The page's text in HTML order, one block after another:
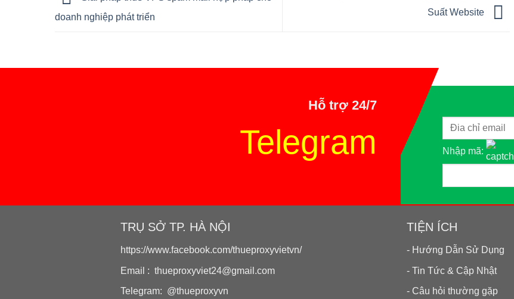
doanh nghiệp phát triển
Suất Website
Hỗ trợ 24/7
Telegram Nhập mã:
TRỤ SỞ TP. HÀ NỘI
https://www.facebook.com/thueproxyvietvn/
Email : thueproxyviet24@gmail.com
Telegram: @thueproxyvn
TIỆN ÍCH
- Hướng Dẫn Sử Dụng
- Tin Tức & Cập Nhật
- Câu hỏi thường gặp